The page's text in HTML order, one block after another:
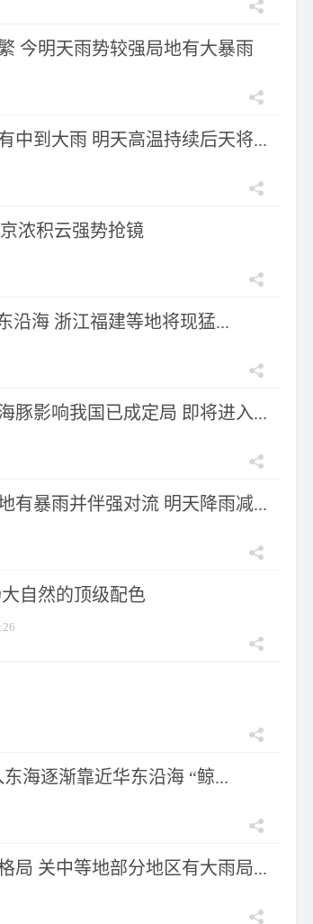
今明天雨势较强局地有大暴雨
中到大雨 明天高温持续后天将...
浓积云强势抢镜
沿海 浙江福建等地将现猛...
豚影响我国已成定局 即将进入...
有暴雨并伴强对流 明天降雨减...
自然的顶级配色
海逐渐靠近华东沿海 “鲸...
局 关中等地部分地区有大雨局...